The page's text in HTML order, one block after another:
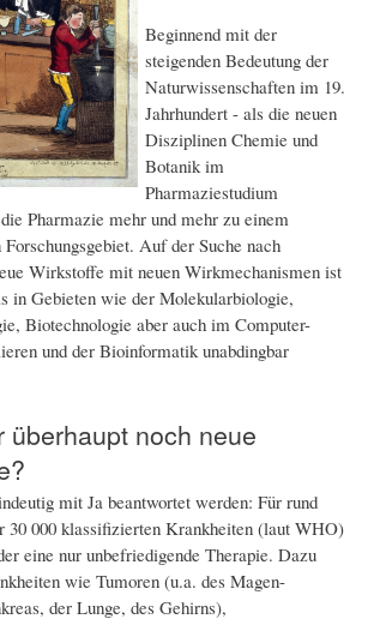
Beginnend mit der
steigenden Bedeutung der
Naturwissenschaften im 19.
Jahrhundert - als die neuen
Disziplinen Chemie und
Botanik im
Pharmaziestudium
Pharmazie mehr und mehr zu einem
Auf der Suche nach
Wirkstoffe mit neuen Wirkmechanismen ist
in Gebieten wie der Molekularbiologie,
Biotechnologie aber auch im Computer-
und der Bioinformatik unabdingbar
überhaupt noch neue
mit Ja beantwortet werden: Für rund
30 000 klassifizierten Krankheiten (laut WHO)
eine nur unbefriedigende Therapie. Dazu
wie Tumoren (u.a. des Magen-
der Lunge, des Gehirns),